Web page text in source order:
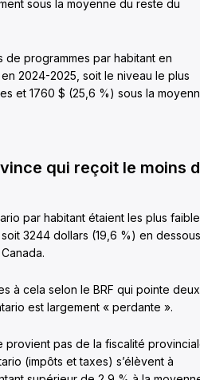
sous la moyenne du reste du
de programmes par habitant en
en 2024-2025, soit le niveau le plus
et 1760 $ (25,6 %) sous la
qui reçoit le moins
par habitant étaient les plus
3244 dollars (19,6 %) en dessous
à cela selon le BRF qui pointe deux
est largement « perdante ».
pas de la fiscalité
(impôts et taxes) s’élèvent à